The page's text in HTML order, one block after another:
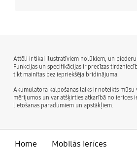
Attēli ir tikai ilustratīviem nolūkiem, un
Funkcijas un specifikācijas ir precīzas
tikt mainītas bez iepriekšēja brīdinājuma.
Akumulatora kalpošanas laiks ir noteikts
mērījumos un var atšķirties atkarībā no ierīces
lietošanas paradumiem un apstākļiem.
Home
Mobilās ierīces